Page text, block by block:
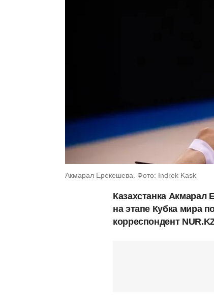
Акмарал Ерекешева. Фото: Indrek Kask
Казахстанка Акмарал
на этапе Кубка мира
корреспондент